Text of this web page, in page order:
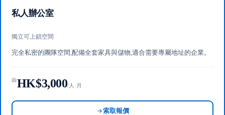
私人辦公室
獨立可上鎖空間
完全私密的團隊空間,配備全套家具與儲物,適合需要專屬地址的企業。
由HK$3,000/人·月
索取報價